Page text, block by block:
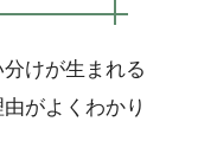
けが生まれる
がよくわかり